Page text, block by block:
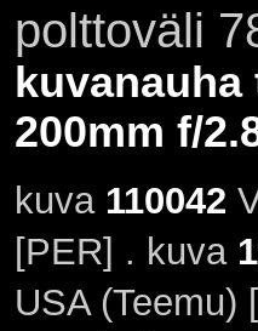
polttoväli
kuvanauha
200mm f/
kuva 110042
[PER] . kuva
USA